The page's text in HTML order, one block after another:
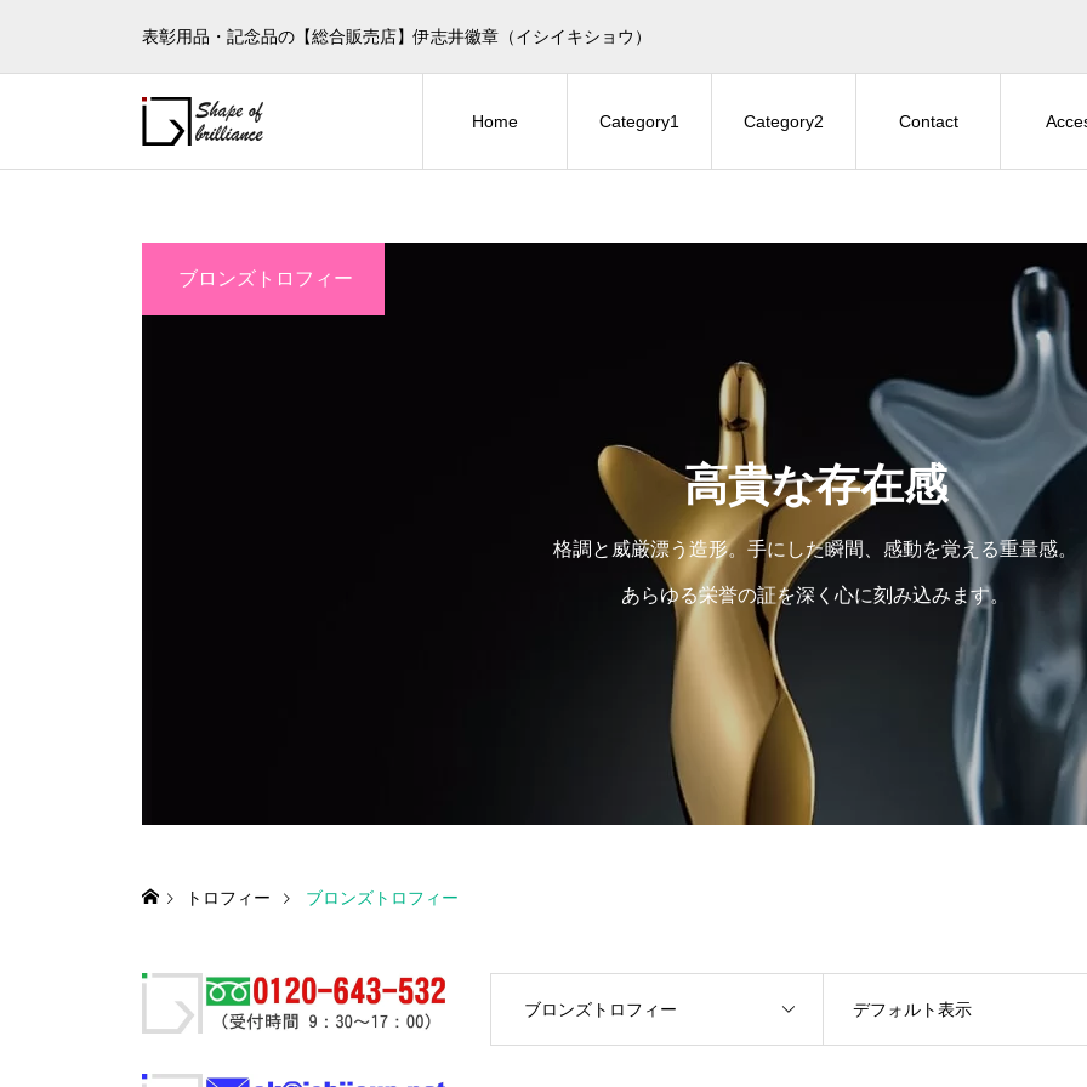
表彰用品・記念品の【総合販売店】伊志井徽章（イシイキショウ）
Home Category1 Category2 Contact
高貴な存在感
格調と威厳漂う造形。手にした瞬間、感動を覚える重量感。
あらゆる栄誉の証を深く心に刻み込みます。
ブロンズトロフィー
トロフィー ブロンズトロフィー
ブロンズトロフィー デフォルト表示